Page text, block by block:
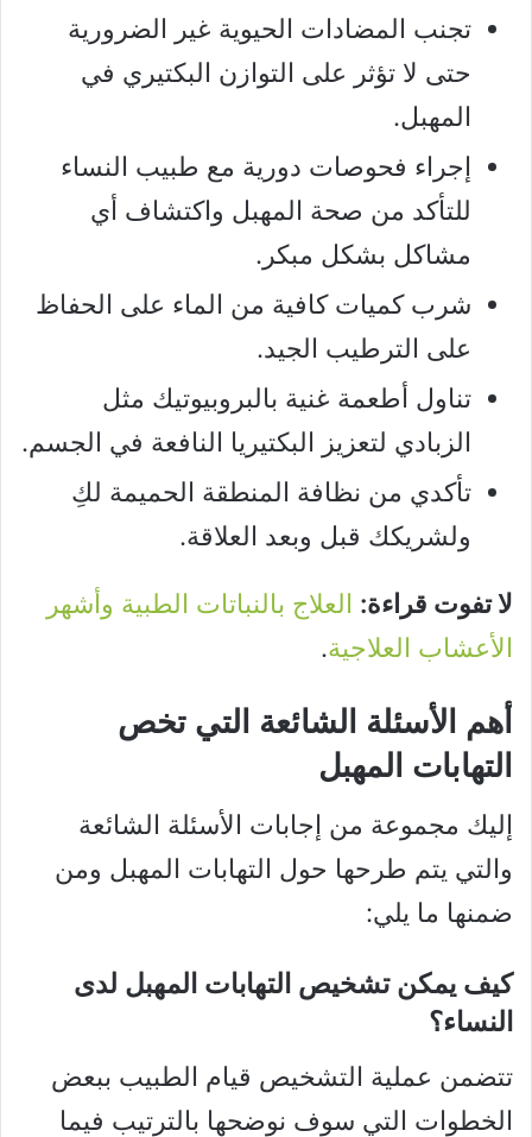
تجنب المضادات الحيوية غير الضرورية
حتى لا تؤثر على التوازن البكتيري في
المهبل.
إجراء فحوصات دورية مع طبيب النساء
للتأكد من صحة المهبل واكتشاف أي
مشاكل بشكل مبكر.
شرب كميات كافية من الماء على الحفاظ
على الترطيب الجيد.
تناول أطعمة غنية بالبروبيوتيك مثل
الزبادي لتعزيز البكتيريا النافعة في الجسم.
تأكدي من نظافة المنطقة الحميمة لكِ
ولشريكك قبل وبعد العلاقة.
لا تفوت قراءة: العلاج بالنباتات الطبية وأشهر
الأعشاب العلاجية.
أهم الأسئلة الشائعة التي تخص
التهابات المهبل
إليك مجموعة من إجابات الأسئلة الشائعة
والتي يتم طرحها حول التهابات المهبل ومن
ضمنها ما يلي:
كيف يمكن تشخيص التهابات المهبل لدى
النساء؟
تتضمن عملية التشخيص قيام الطبيب ببعض
الخطوات التي سوف نوضحها بالترتيب فيما